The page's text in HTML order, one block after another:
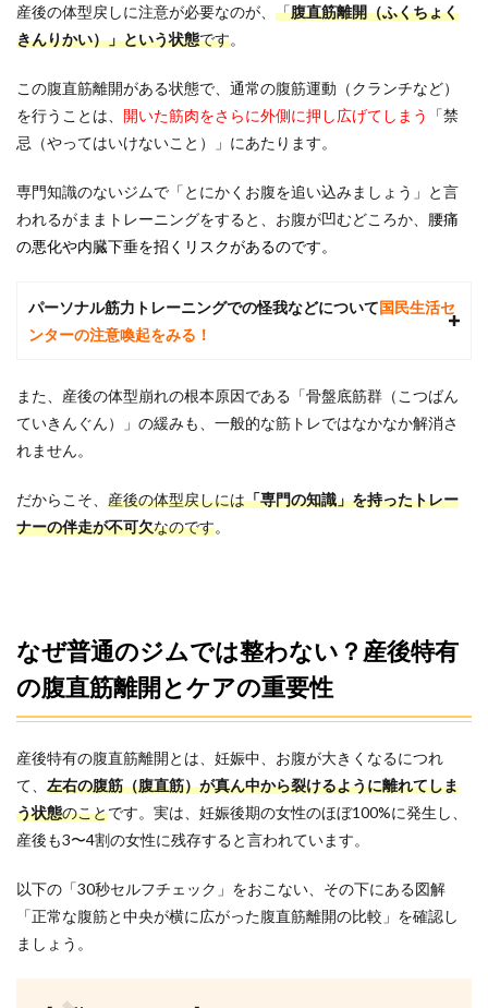
とす
る理
由
2
なぜ
普通
ムで
わな
い？
の腹
直筋
離開
重要
性
3
れで
通え
るパ
つの
手順
1：質
い指
導が
でき
る地
パー
ソナ
ルジ
ムを
産後の体型戻しに注意が必要なのが、 「腹直筋離開（ふくちょく
きんりかい）」という状態です。
この腹直筋離開がある状態で、通常の腹筋運動（クランチなど）
を行うことは、 開いた筋肉をさらに外側に押し広げてしまう
「禁
忌（やってはいけないこと）」にあたります。
専門知識のないジムで「とにかくお腹を追い込みましょう」と言
われるがままトレーニングをすると、お腹が凹むどころか、 腰痛
の悪化や内臓下垂を招くリスクがあるのです。
パーソナル筋力トレーニングでの怪我などについて国民生活セ
ンターの注意喚起をみる！
また、産後の体型崩れの根本原因である「骨盤底筋群（こつばん
ていきんぐん）」の緩みも、一般的な筋トレではなかなか解消さ
れません。
だからこそ、 産後の体型戻しには「専門の知識」を持ったトレー
ナーの伴走が不可欠なのです。
なぜ普通のジムでは整わない？産後特有
の腹直筋離開とケアの重要性
産後特有の腹直筋離開とは、妊娠中、お腹が大きくなるにつれ
て、 左右の腹筋（腹直筋）が真ん中から裂けるように離れてしま
う状態のことです。実は、妊娠後期の女性のほぼ100%に発生し、
産後も3〜4割の女性に残存すると言われています。
以下の「30秒セルフチェック」をおこない、その下にある図解
「正常な腹筋と中央が横に広がった腹直筋離開の比較」を確認し
ましょう。